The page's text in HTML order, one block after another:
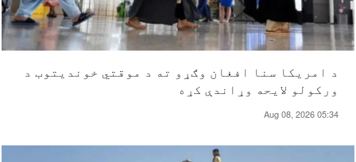
د امریکا سنا افغان وګړو ته د موقتي خونديتوب د
ورکولو لایحه وړاندې کړه
Aug 08, 2026 05:34